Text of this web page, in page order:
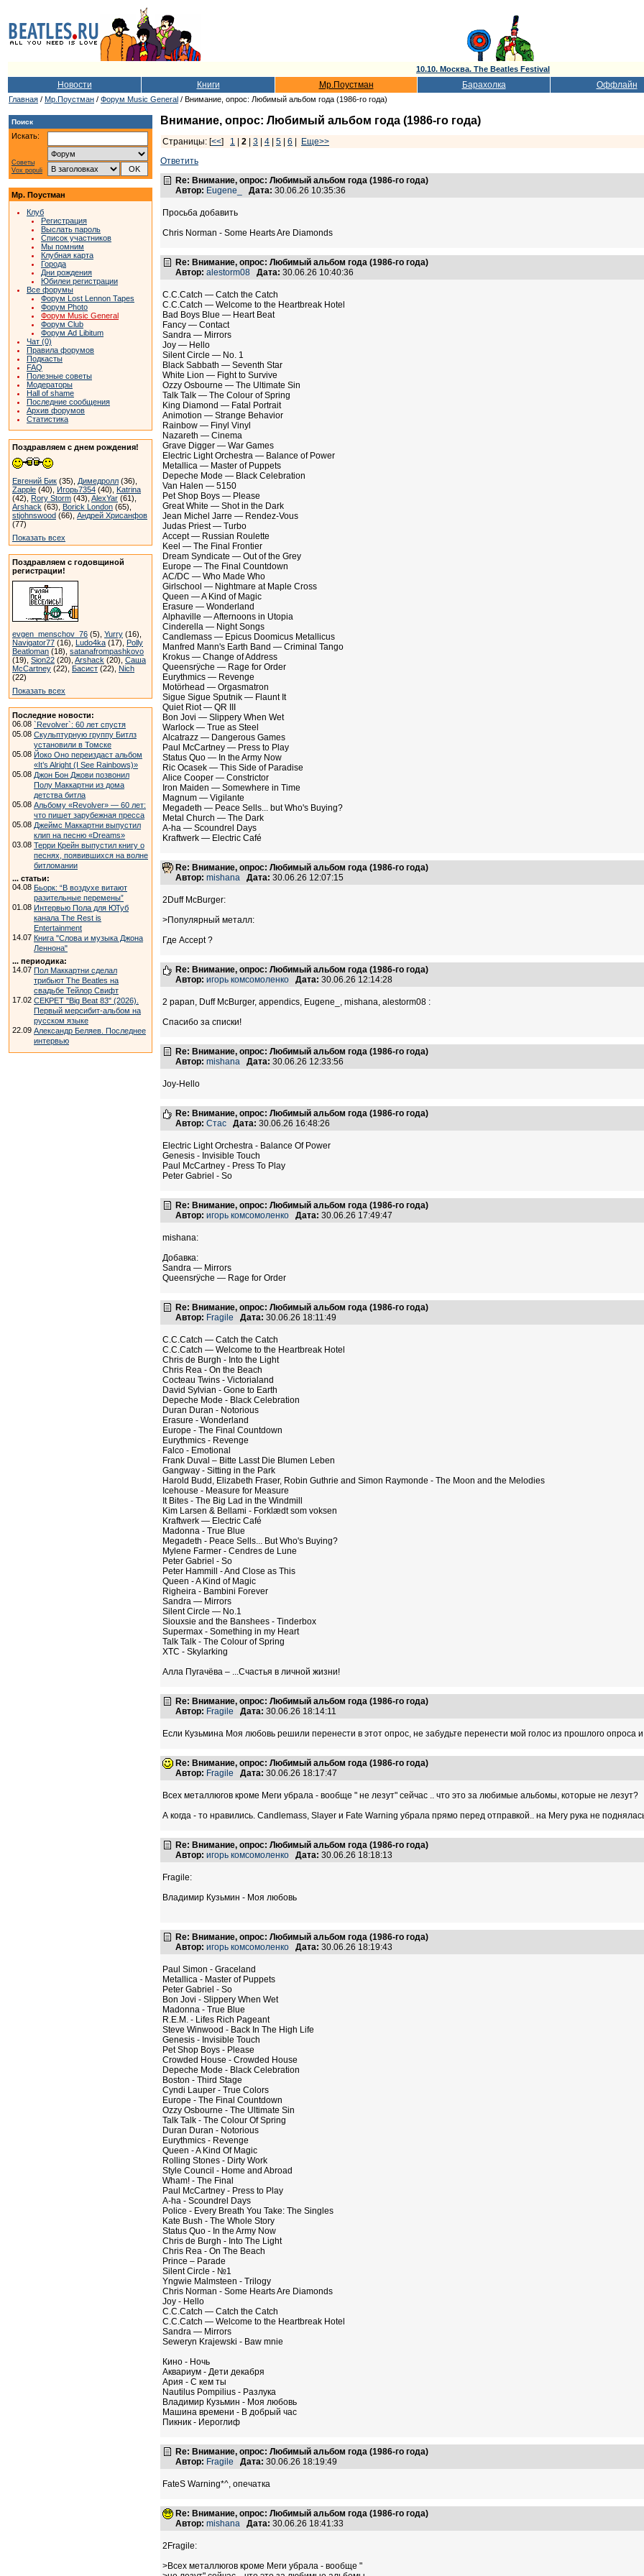
10.10. Москва. The Beatles Festival
Новости Книги Мр.Поустман Барахолка Оффлайн
Главная / Мр.Поустман / Форум Music General / Внимание, опрос: Любимый альбом года (1986-го года)
Поиск
Искать:
Советы
Vox populi
Мр. Поустман
Клуб
Регистрация
Выслать пароль
Список участников
Мы помним
Клубная карта
Города
Дни рождения
Юбилеи регистрации
Все форумы
Форум Lost Lennon Tapes
Форум Photo
Форум Music General
Форум Club
Форум Ad Libitum
Чат (0)
Правила форумов
Подкасты
FAQ
Полезные советы
Модераторы
Hall of shame
Последние сообщения
Архив форумов
Статистика
Поздравляем с днем рождения!
Евгений Бик (35), Димедролл (36),
Zapple (40), Игорь7354 (40), Katrina
(42), Rory Storm (43), AlexYar (61),
Arshack (63), Borick London (65),
stjohnswood (66), Андрей Хрисанфов
(77)
Показать всех
Поздравляем с годовщиной
регистрации!
evgen_menschov_76 (5), Yurry (16),
Navigator77 (16), Ludo4ka (17), Polly
Beatloman (18), satanafrompashkovo
(19), Sion22 (20), Arshack (20), Саша
McCartney (22), Басист (22), Nich
(22)
Показать всех
Последние новости:
06.08 `Revolver`: 60 лет спустя
05.08 Скульптурную группу Битлз
установили в Томске
05.08 Йоко Оно переиздаст альбом
«It’s Alright (I See Rainbows)»
05.08 Джон Бон Джови позвонил
Полу Маккартни из дома
детства битла
05.08 Альбому «Revolver» — 60 лет:
что пишет зарубежная пресса
05.08 Джеймс Маккартни выпустил
клип на песню «Dreams»
03.08 Терри Крейн выпустил книгу о
песнях, появившихся на волне
битломании
... статьи:
04.08 Бьорк: “В воздухе витают
разительные перемены”
01.08 Интервью Пола для ЮТуб
канала The Rest is
Entertainment
14.07 Книга "Слова и музыка Джона
Леннона"
... периодика:
14.07 Пол Маккартни сделал
трибьют The Beatles на
свадьбе Тейлор Свифт
17.02 СЕКРЕТ "Big Beat 83" (2026).
Первый мерсибит-альбом на
русском языке
22.09 Александр Беляев. Последнее
интервью
Внимание, опрос: Любимый альбом года (1986-го года)
Страницы: [<<] 1 2 3 4 5 6
Еще>>
Ответить
Re: Внимание, опрос: Любимый альбом года (1986-го года)
Автор: Eugene_ Дата: 30.06.26 10:35:36
Просьба добавить
Chris Norman - Some Hearts Are Diamonds
Re: Внимание, опрос: Любимый альбом года (1986-го года)
Автор: alestorm08 Дата: 30.06.26 10:40:36
C.C.Catch — Catch the Catch
C.C.Catch — Welcome to the Heartbreak Hotel
Bad Boys Blue — Heart Beat
Fancy — Contact
Sandra — Mirrors
Joy — Hello
Silent Circle — No. 1
Black Sabbath — Seventh Star
White Lion — Fight to Survive
Ozzy Osbourne — The Ultimate Sin
Talk Talk — The Colour of Spring
King Diamond — Fatal Portrait
Animotion — Strange Behavior
Rainbow — Finyl Vinyl
Nazareth — Cinema
Grave Digger — War Games
Electric Light Orchestra — Balance of Power
Metallica — Master of Puppets
Depeche Mode — Black Celebration
Van Halen — 5150
Pet Shop Boys — Please
Great White — Shot in the Dark
Jean Michel Jarre — Rendez-Vous
Judas Priest — Turbo
Accept — Russian Roulette
Keel — The Final Frontier
Dream Syndicate — Out of the Grey
Europe — The Final Countdown
AC/DC — Who Made Who
Girlschool — Nightmare at Maple Cross
Queen — A Kind of Magic
Erasure — Wonderland
Alphaville — Afternoons in Utopia
Cinderella — Night Songs
Candlemass — Epicus Doomicus Metallicus
Manfred Mann's Earth Band — Criminal Tango
Krokus — Change of Address
Queensrÿche — Rage for Order
Eurythmics — Revenge
Motörhead — Orgasmatron
Sigue Sigue Sputnik — Flaunt It
Quiet Riot — QR III
Bon Jovi — Slippery When Wet
Warlock — True as Steel
Alcatrazz — Dangerous Games
Paul McCartney — Press to Play
Status Quo — In the Army Now
Ric Ocasek — This Side of Paradise
Alice Cooper — Constrictor
Iron Maiden — Somewhere in Time
Magnum — Vigilante
Megadeth — Peace Sells... but Who's Buying?
Metal Church — The Dark
A-ha — Scoundrel Days
Kraftwerk — Electric Café
Re: Внимание, опрос: Любимый альбом года (1986-го года)
Автор: mishana Дата: 30.06.26 12:07:15
2Duff McBurger:
>Популярный металл:
Где Accept ?
Re: Внимание, опрос: Любимый альбом года (1986-го года)
Автор: игорь комсомоленко Дата: 30.06.26 12:14:28
2 papan, Duff McBurger, appendics, Eugene_, mishana, alestorm08 :
Спасибо за списки!
Re: Внимание, опрос: Любимый альбом года (1986-го года)
Автор: mishana Дата: 30.06.26 12:33:56
Joy-Hello
Re: Внимание, опрос: Любимый альбом года (1986-го года)
Автор: Стас Дата: 30.06.26 16:48:26
Electric Light Orchestra - Balance Of Power
Genesis - Invisible Touch
Paul McCartney - Press To Play
Peter Gabriel - So
Re: Внимание, опрос: Любимый альбом года (1986-го года)
Автор: игорь комсомоленко Дата: 30.06.26 17:49:47
mishana:
Добавка:
Sandra — Mirrors
Queensrÿche — Rage for Order
Re: Внимание, опрос: Любимый альбом года (1986-го года)
Автор: Fragile Дата: 30.06.26 18:11:49
C.C.Catch — Catch the Catch
C.C.Catch — Welcome to the Heartbreak Hotel
Chris de Burgh - Into the Light
Chris Rea - On the Beach
Cocteau Twins - Victorialand
David Sylvian - Gone to Earth
Depeche Mode - Black Celebration
Duran Duran - Notorious
Erasure - Wonderland
Europe - The Final Countdown
Eurythmics - Revenge
Falco - Emotional
Frank Duval – Bitte Lasst Die Blumen Leben
Gangway - Sitting in the Park
Harold Budd, Elizabeth Fraser, Robin Guthrie and Simon Raymonde - The Moon and the Melodies
Icehouse - Measure for Measure
It Bites - The Big Lad in the Windmill
Kim Larsen & Bellami - Forklædt som voksen
Kraftwerk — Electric Café
Madonna - True Blue
Megadeth - Peace Sells... But Who's Buying?
Mylene Farmer - Cendres de Lune
Peter Gabriel - So
Peter Hammill - And Close as This
Queen - A Kind of Magic
Righeira - Bambini Forever
Sandra — Mirrors
Silent Circle — No.1
Siouxsie and the Banshees - Tinderbox
Supermax - Something in my Heart
Talk Talk - The Colour of Spring
XTC - Skylarking
Алла Пугачёва – ...Счастья в личной жизни!
Re: Внимание, опрос: Любимый альбом года (1986-го года)
Автор: Fragile Дата: 30.06.26 18:14:11
Если Кузьмина Моя любовь решили перенести в этот опрос, не забудьте перенести мой голос из прошлого опроса и
Re: Внимание, опрос: Любимый альбом года (1986-го года)
Автор: Fragile Дата: 30.06.26 18:17:47
Всех металлюгов кроме Меги убрала - вообще " не лезут" сейчас .. что это за любимые альбомы, которые не лезут?
А когда - то нравились. Candlemass, Slayer и Fate Warning убрала прямо перед отправкой.. на Мегу рука не
Re: Внимание, опрос: Любимый альбом года (1986-го года)
Автор: игорь комсомоленко Дата: 30.06.26 18:18:13
Fragile:
Владимир Кузьмин - Моя любовь
Re: Внимание, опрос: Любимый альбом года (1986-го года)
Автор: игорь комсомоленко Дата: 30.06.26 18:19:43
Paul Simon - Graceland
Metallica - Master of Puppets
Peter Gabriel - So
Bon Jovi - Slippery When Wet
Madonna - True Blue
R.E.M. - Lifes Rich Pageant
Steve Winwood - Back In The High Life
Genesis - Invisible Touch
Pet Shop Boys - Please
Crowded House - Crowded House
Depeche Mode - Black Celebration
Boston - Third Stage
Cyndi Lauper - True Colors
Europe - The Final Countdown
Ozzy Osbourne - The Ultimate Sin
Talk Talk - The Colour Of Spring
Duran Duran - Notorious
Eurythmics - Revenge
Queen - A Kind Of Magic
Rolling Stones - Dirty Work
Style Council - Home and Abroad
Wham! - The Final
Paul McCartney - Press to Play
A-ha - Scoundrel Days
Police - Every Breath You Take: The Singles
Kate Bush - The Whole Story
Status Quo - In the Army Now
Chris de Burgh - Into The Light
Chris Rea - On The Beach
Prince – Parade
Silent Circle - №1
Yngwie Malmsteen - Trilogy
Chris Norman - Some Hearts Are Diamonds
Joy - Hello
C.C.Catch — Catch the Catch
C.C.Catch — Welcome to the Heartbreak Hotel
Sandra — Mirrors
Seweryn Krajewski - Baw mnie
Кино - Ночь
Аквариум - Дети декабря
Ария - С кем ты
Nautilus Pompilius - Разлука
Владимир Кузьмин - Моя любовь
Машина времени - В добрый час
Пикник - Иероглиф
Re: Внимание, опрос: Любимый альбом года (1986-го года)
Автор: Fragile Дата: 30.06.26 18:19:49
FateS Warning*^, опечатка
Re: Внимание, опрос: Любимый альбом года (1986-го года)
Автор: mishana Дата: 30.06.26 18:41:33
2Fragile:
>Всех металлюгов кроме Меги убрала - вообще "